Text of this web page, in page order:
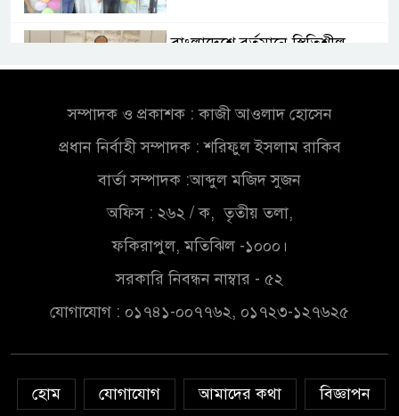
বাংলাদেশে বর্তমানে স্থিতিশীল
সরকার,প্রবাসীদের বিনিয়োগের
সরকার,প্রবাসীদের বিনিয়োগের
এখনই উপযুক্ত সময়
চাঁদপুরে মাটির নিচে গাঁজার ড্রাম,
মাদক কারবারি আটক
সংশোধনের দাবিতে ফরিদগঞ্জে
অনলাইন জুয়ার অবৈধ লেনদেনে
সম্পাদক ও প্রকাশক : কাজী আওলাদ হোসেন
প্রধান নির্বাহী সম্পাদক : শরিফুল ইসলাম রাকিব
বার্তা সম্পাদক :আব্দুল মজিদ সুজন
অফিস : ২৬২ / ক, তৃতীয় তলা,
ফকিরাপুল, মতিঝিল -১০০০।
সরকারি নিবন্ধন নাম্বার - ৫২
যোগাযোগ : ০১৭৪১-০০৭৭৬২, ০১৭২৩-১২৭৬২৫
হোম যোগাযোগ আমাদের কথা
বিজ্ঞাপন